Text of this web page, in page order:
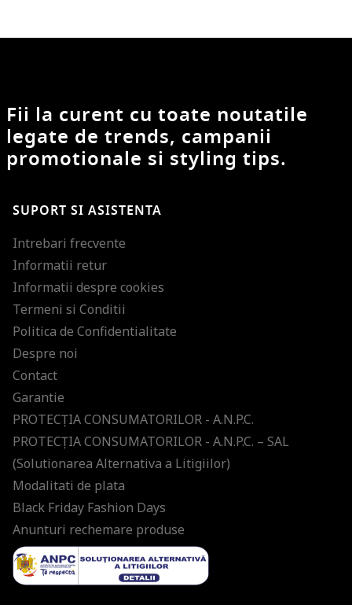
Fii la curent cu toate noutatile
legate de trends, campanii
promotionale si styling tips.
SUPORT SI ASISTENTA
Intrebari frecvente
Informatii retur
Informatii despre cookies
Termeni si Conditii
Politica de Confidentialitate
Despre noi
Contact
Garantie
PROTECŢIA CONSUMATORILOR - A.N.P.C.
PROTECŢIA CONSUMATORILOR - A.N.P.C. – SAL
(Solutionarea Alternativa a Litigiilor)
Modalitati de plata
Black Friday Fashion Days
Anunturi rechemare produse